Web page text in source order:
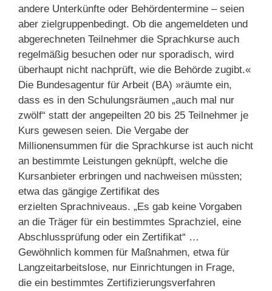
andere Unterkünfte oder Behördentermine – seien
aber zielgruppenbedingt. Ob die angemeldeten und
abgerechneten Teilnehmer die Sprachkurse auch
regelmäßig besuchen oder nur sporadisch, wird
überhaupt nicht nachprüft, wie die Behörde zugibt.«
Die Bundesagentur für Arbeit (BA) »räumte ein,
dass es in den Schulungsräumen „auch mal nur
zwölf“ statt der angepeilten 20 bis 25 Teilnehmer je
Kurs gewesen seien. Die Vergabe der
Millionensummen für die Sprachkurse ist auch nicht
an bestimmte Leistungen geknüpft, welche die
Kursanbieter erbringen und nachweisen müssten;
etwa das gängige Zertifikat des
erzielten Sprachniveaus. „Es gab keine Vorgaben
an die Träger für ein bestimmtes Sprachziel, eine
Abschlussprüfung oder ein Zertifikat“ …
Gewöhnlich kommen für Maßnahmen, etwa für
Langzeitarbeitslose, nur Einrichtungen in Frage,
die ein bestimmtes Zertifizierungsverfahren